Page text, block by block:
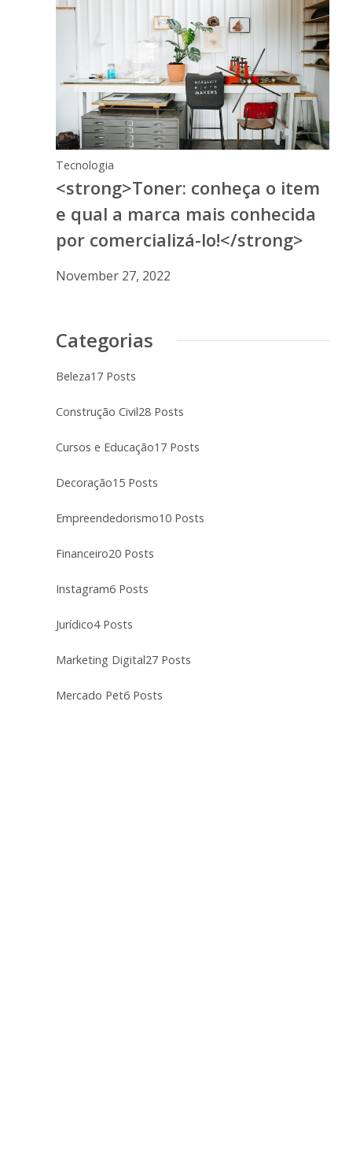
Tecnologia
<strong>Toner: conheça o item
e qual a marca mais conhecida
por comercializá-lo!</strong>
November 27, 2022
Categorias
Beleza17 Posts
Construção Civil28 Posts
Cursos e Educação17 Posts
Decoração15 Posts
Empreendedorismo10 Posts
Financeiro20 Posts
Instagram6 Posts
Jurídico4 Posts
Marketing Digital27 Posts
Mercado Pet6 Posts